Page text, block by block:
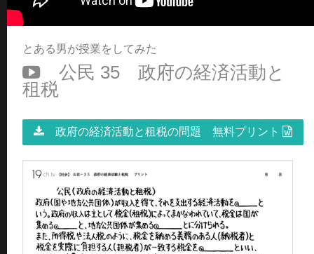
とある男が授業をしてみた
公民 35 政府の経済活動と
租税
政府の経済活動と租税の問題 無料プリント